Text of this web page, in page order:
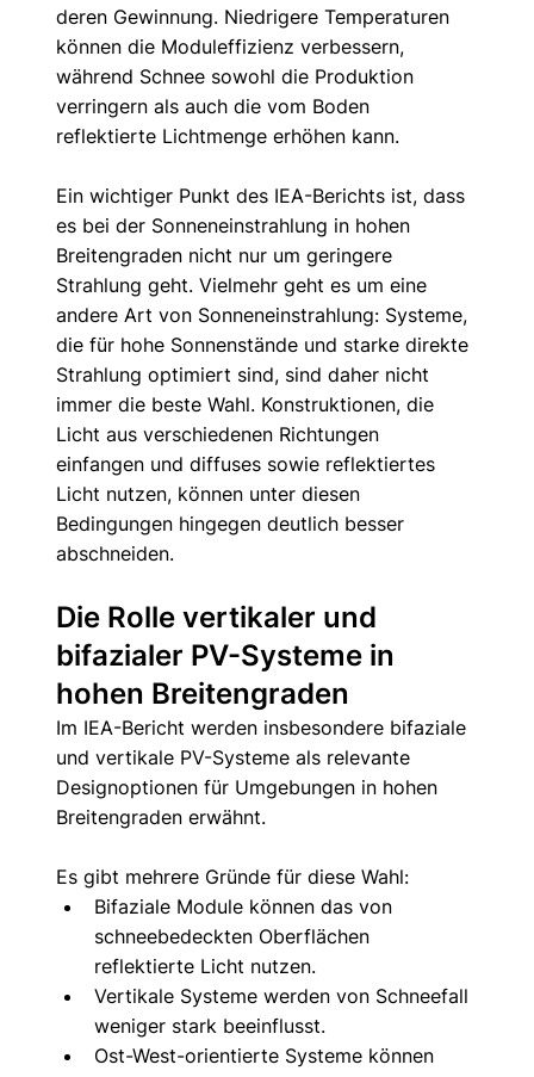
deren Gewinnung. Niedrigere Temperaturen
können die Moduleffizienz verbessern,
während Schnee sowohl die Produktion
verringern als auch die vom Boden
reflektierte Lichtmenge erhöhen kann.
Ein wichtiger Punkt des IEA-Berichts ist, dass
es bei der Sonneneinstrahlung in hohen
Breitengraden nicht nur um geringere
Strahlung geht. Vielmehr geht es um eine
andere Art von Sonneneinstrahlung: Systeme,
die für hohe Sonnenstände und starke direkte
Strahlung optimiert sind, sind daher nicht
immer die beste Wahl. Konstruktionen, die
Licht aus verschiedenen Richtungen
einfangen und diffuses sowie reflektiertes
Licht nutzen, können unter diesen
Bedingungen hingegen deutlich besser
abschneiden.
Die Rolle vertikaler und
bifazialer PV-Systeme in
hohen Breitengraden
Im IEA-Bericht werden insbesondere bifaziale
und vertikale PV-Systeme als relevante
Designoptionen für Umgebungen in hohen
Breitengraden erwähnt.
Es gibt mehrere Gründe für diese Wahl:
Bifaziale Module können das von
schneebedeckten Oberflächen
reflektierte Licht nutzen.
Vertikale Systeme werden von Schneefall
weniger stark beeinflusst.
Ost-West-orientierte Systeme können